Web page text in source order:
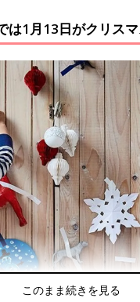
は1月13日がクリス
このまま続きを見る